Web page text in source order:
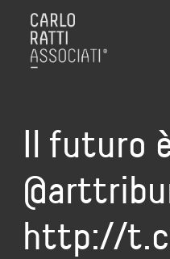
Il futuro
http://